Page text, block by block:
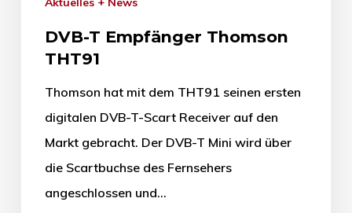
DVB-T Empfänger Thomson
THT91
Thomson hat mit dem THT91 seinen ersten
digitalen DVB-T-Scart Receiver auf den
Markt gebracht. Der DVB-T Mini wird über
die Scartbuchse des Fernsehers
angeschlossen und…